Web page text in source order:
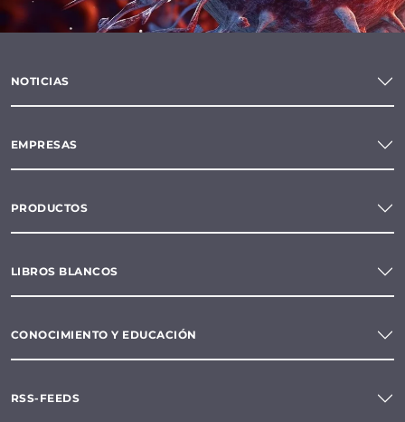
NOTICIAS
EMPRESAS
PRODUCTOS
LIBROS BLANCOS
CONOCIMIENTO Y EDUCACIÓN
RSS-FEEDS